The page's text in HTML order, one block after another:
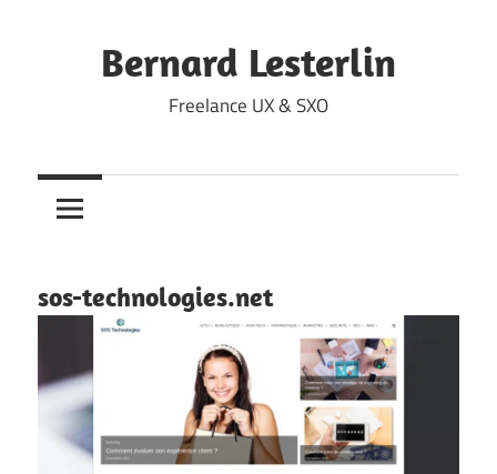
Bernard Lesterlin
Freelance UX & SXO
sos-technologies.net